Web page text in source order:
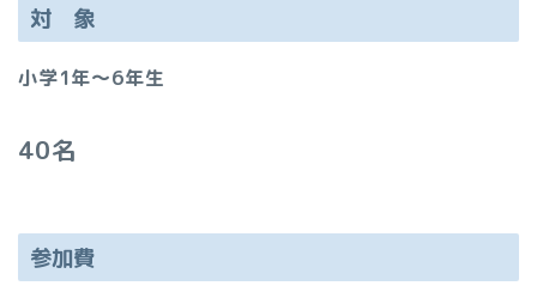
対 象
小学1年～6年生
40名
参加費